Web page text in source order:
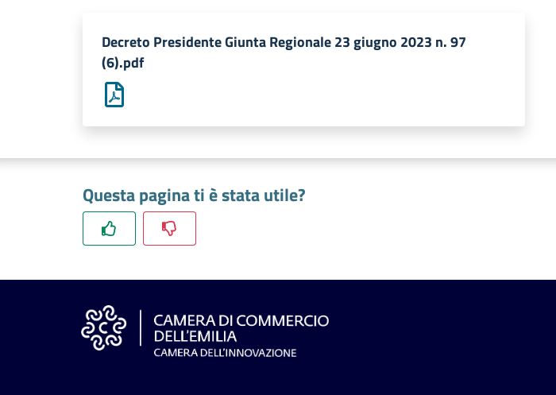
Decreto Presidente Giunta Regionale 23 giugno 2023 n. 97
(6).pdf
Questa pagina ti è stata utile?